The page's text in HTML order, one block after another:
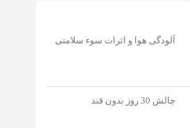
آلودگی هوا و اثرات سوء سلامتی
چالش 30 روز بدون قند